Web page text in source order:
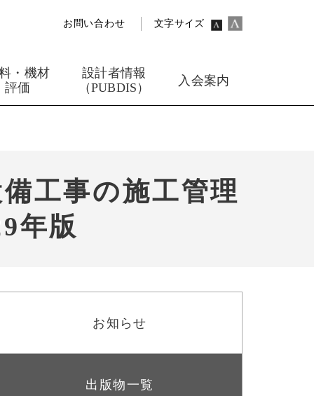
お問い合わせ 文字サイズ
・機材
評価
設計者情報
（PUBDIS）
入会案内
工事の施工管理
年版
お知らせ
出版物一覧